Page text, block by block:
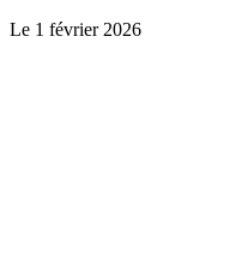
Le 1 février 2026